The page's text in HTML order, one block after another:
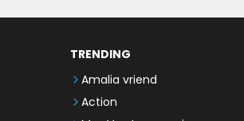
TRENDING
Amalia vriend
Action